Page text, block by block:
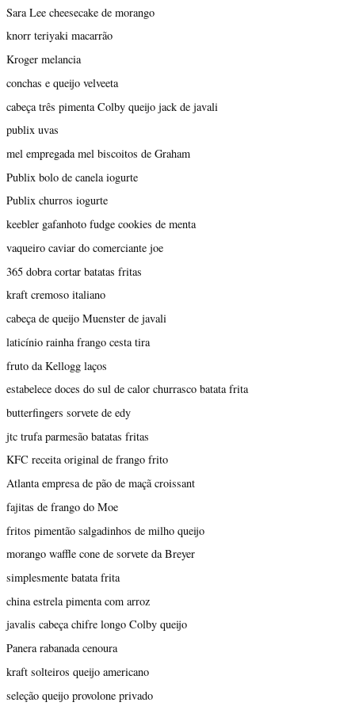
Sara Lee cheesecake de morango
knorr teriyaki macarrão
Kroger melancia
conchas e queijo velveeta
cabeça três pimenta Colby queijo jack de javali
publix uvas
mel empregada mel biscoitos de Graham
Publix bolo de canela iogurte
Publix churros iogurte
keebler gafanhoto fudge cookies de menta
vaqueiro caviar do comerciante joe
365 dobra cortar batatas fritas
kraft cremoso italiano
cabeça de queijo Muenster de javali
laticínio rainha frango cesta tira
fruto da Kellogg laços
estabelece doces do sul de calor churrasco batata frita
butterfingers sorvete de edy
jtc trufa parmesão batatas fritas
KFC receita original de frango frito
Atlanta empresa de pão de maçã croissant
fajitas de frango do Moe
fritos pimentão salgadinhos de milho queijo
morango waffle cone de sorvete da Breyer
simplesmente batata frita
china estrela pimenta com arroz
javalis cabeça chifre longo Colby queijo
Panera rabanada cenoura
kraft solteiros queijo americano
seleção queijo provolone privado